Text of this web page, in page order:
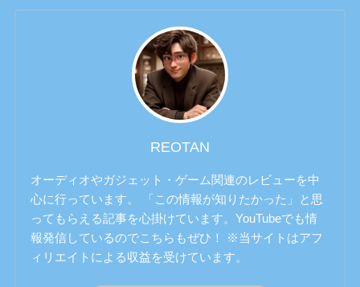
REOTAN
オーディオやガジェット・ゲーム関連のレビューを中
心に行っています。 「この情報が知りたかった」と思
ってもらえる記事を心掛けています。YouTubeでも情
報発信しているのでこちらもぜひ！ ※当サイトはアフ
ィリエイトによる収益を受けています。